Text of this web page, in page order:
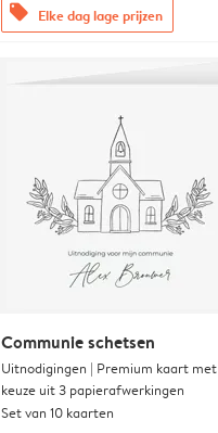
offers Elke dag lage prijzen
Communie schetsen
Uitnodigingen | Premium kaart met
keuze uit 3 papierafwerkingen
Set van 10 kaarten